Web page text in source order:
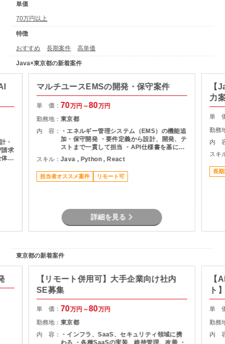
単価
70万円以上
特徴
おすすめ 長期案件 高単価
Java×東京都の新着案件
・
請求
の
マルチユースEMSの開発・保守案件
単 価： 70万円～80万円
勤務地：東京都
内 容：
・エネルギー管理システム（EMS）の機能追
加・保守開発 ・要件定義から設計、開発、テ
ストまで一貫して担当 ・API仕様書を基にし
たDB設計・ロジック設計 ・設計書作成およ
び各種レビュー対応 ・プロジェクト管理支援
（進捗・課題管理、関係者調整） ・品質管理
および開発推進
スキル：Java , Python , React
担当者オススメ案件 リモート可
詳細を見る
【
力
単
勤務
内
スキ
長期
東京都の新着案件
【リモート併用可】大手企業向け社内
SE募集
単 価： 70万円～80万円
勤務地：東京都
内 容：
・インフラ、SaaS、セキュリティ領域に携
わる ・各種SaaSの実装、維持管理、改善 ・
【
ト
単
勤務
内